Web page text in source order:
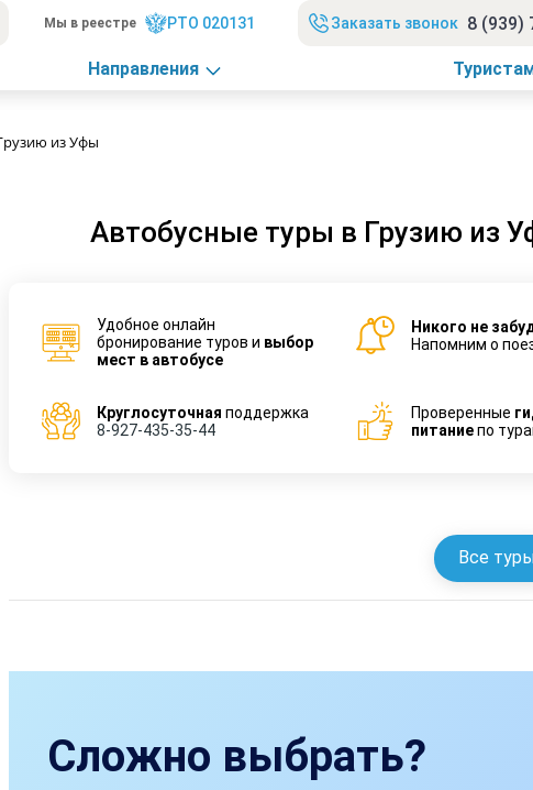
Мы в реестре РТО 020131 Заказать звонок 8 (939)
Направления
из Уфы
Автобусные туры в Грузию из
Удобное онлайн
бронирование туров и выбор
мест в автобусе
Никого не
Напомним о
Круглосуточная поддержка
8-927-435-35-44
Проверенные
питаниепо
Все
Сложно выбрать?